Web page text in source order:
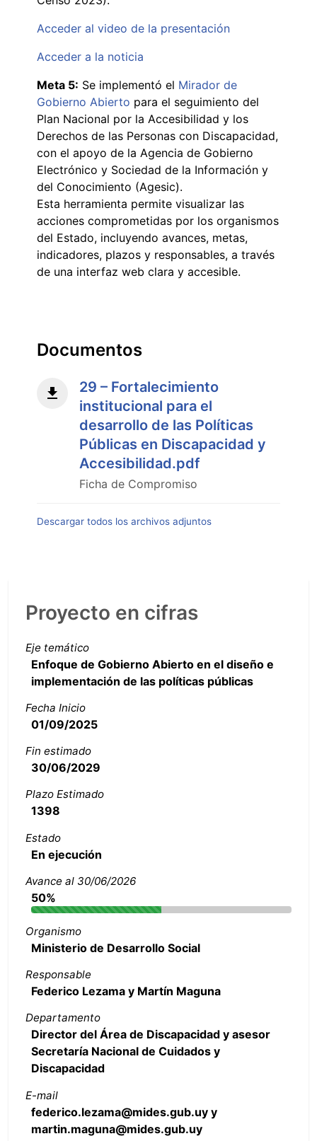
Acceder al video de la presentación
Acceder a la noticia
Meta 5: Se implementó el Mirador de
Gobierno Abierto para el seguimiento del
Plan Nacional por la Accesibilidad y los
Derechos de las Personas con Discapacidad,
con el apoyo de la Agencia de Gobierno
Electrónico y Sociedad de la Información y
del Conocimiento (Agesic).
Esta herramienta permite visualizar las
acciones comprometidas por los organismos
del Estado, incluyendo avances, metas,
indicadores, plazos y responsables, a través
de una interfaz web clara y accesible.
Documentos
29 – Fortalecimiento
institucional para el
desarrollo de las Políticas
Públicas en Discapacidad y
Accesibilidad.pdf
Ficha de Compromiso
Descargar todos los archivos adjuntos
Proyecto en cifras
Eje temático
Enfoque de Gobierno Abierto en el diseño e
implementación de las políticas públicas
Fecha Inicio
01/09/2025
Fin estimado
30/06/2029
Plazo Estimado
1398
Estado
En ejecución
Avance al 30/06/2026
50%
Organismo
Ministerio de Desarrollo Social
Responsable
Federico Lezama y Martín Maguna
Departamento
Director del Área de Discapacidad y asesor
Secretaría Nacional de Cuidados y
Discapacidad
E-mail
federico.lezama@mides.gub.uy y
martin.maguna@mides.gub.uy